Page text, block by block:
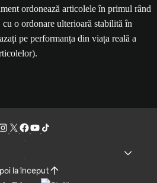
ordonează articolele în primul rând
o ordonare ulterioară stabilită în
pe performanța din viața reală a
la început